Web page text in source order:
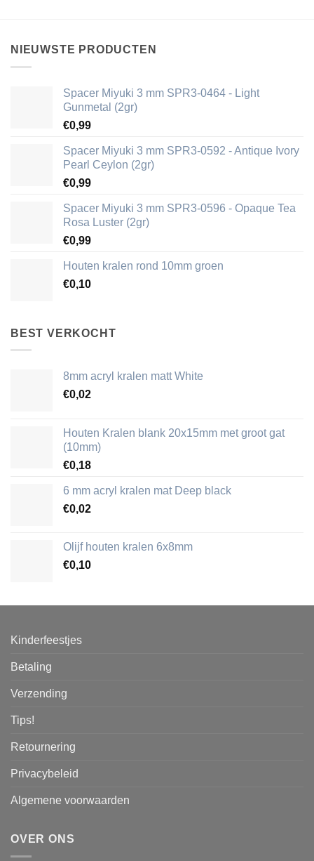
NIEUWSTE PRODUCTEN
Spacer Miyuki 3 mm SPR3-0464 - Light
Gunmetal (2gr)
€0,99
Spacer Miyuki 3 mm SPR3-0592 - Antique Ivory
Pearl Ceylon (2gr)
€0,99
Spacer Miyuki 3 mm SPR3-0596 - Opaque Tea
Rosa Luster (2gr)
€0,99
Houten kralen rond 10mm groen
€0,10
BEST VERKOCHT
8mm acryl kralen matt White
€0,02
Houten Kralen blank 20x15mm met groot gat
(10mm)
€0,18
6 mm acryl kralen mat Deep black
€0,02
Olijf houten kralen 6x8mm
€0,10
Kinderfeestjes
Betaling
Verzending
Tips!
Retournering
Privacybeleid
Algemene voorwaarden
OVER ONS